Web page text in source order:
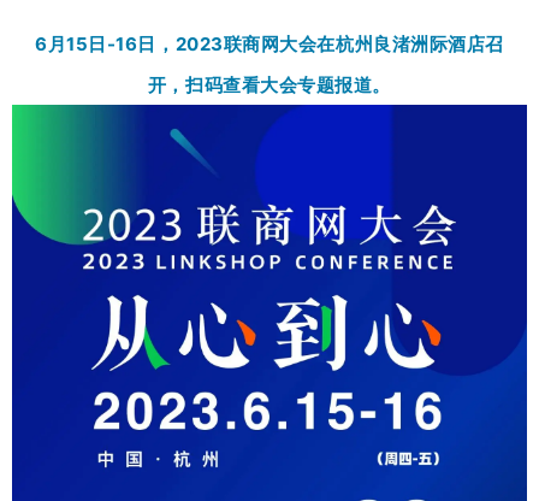
6月15日-16日，2023联商网大会在杭州良渚洲际酒店召
开，扫码查看大会专题报道。